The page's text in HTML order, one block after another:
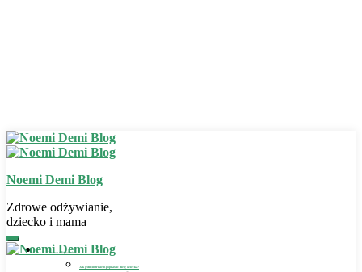
Noemi Demi Blog
Zdrowe odżywianie,
dziecko i mama
Zdrowe odżywianie
Jak jednym trikiem poprawić dietę dziecka?